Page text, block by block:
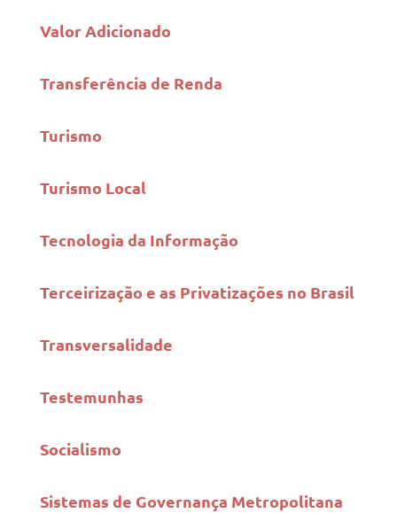
Valor Adicionado
Transferência de Renda
Turismo
Turismo Local
Tecnologia da Informação
Terceirização e as Privatizações no Brasil
Transversalidade
Testemunhas
Socialismo
Sistemas de Governança Metropolitana